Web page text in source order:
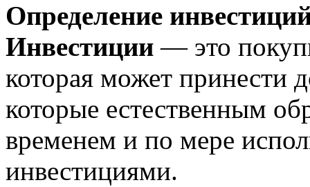
Определение
Инвестиции — это
которая может
которые естественным
временем и по мере
инвестициями.